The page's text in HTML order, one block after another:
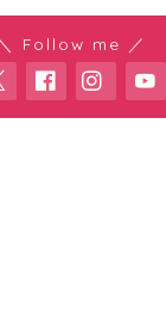
＼ Follow me ／